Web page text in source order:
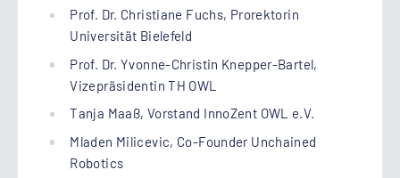
Prof. Dr. Christiane Fuchs, Prorektorin
Universität Bielefeld
Prof. Dr. Yvonne-Christin Knepper-Bartel,
Vizepräsidentin TH OWL
Tanja Maaß, Vorstand InnoZent OWL e.V.
Mladen Milicevic, Co-Founder Unchained
Robotics